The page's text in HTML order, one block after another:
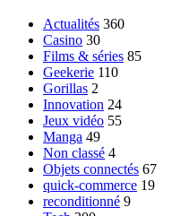
Actualités 360
Casino 30
Films & séries 85
Geekerie 110
Gorillas 2
Innovation 24
Jeux vidéo 55
Manga 49
Non classé 4
Objets connectés 67
quick-commerce 19
reconditionné 9